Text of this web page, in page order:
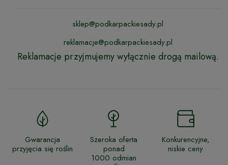
sklep@podkarpackiesady.pl
reklamacje@podkarpackiesady.pl
Reklamacje przyjmujemy wyłącznie drogą mailową.
Gwarancja
przyjęcia się roślin
Szeroka oferta
ponad
1000 odmian
Konkurencyjne,
niskie ceny